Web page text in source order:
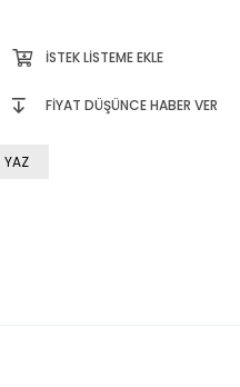
İSTEK LISTEME EKLE
FIYAT DÜŞÜNCE HABER VER
YAZ